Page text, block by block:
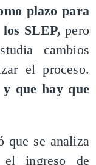
plazo para
SLEP, pero
cambios
el proceso.
que hay que
que se analiza
el ingreso de